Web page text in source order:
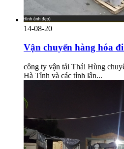
14-08-20
Vận chuyển hàng hóa
công ty vận tải Thái Hùng
Hà Tỉnh và các tỉnh lân...